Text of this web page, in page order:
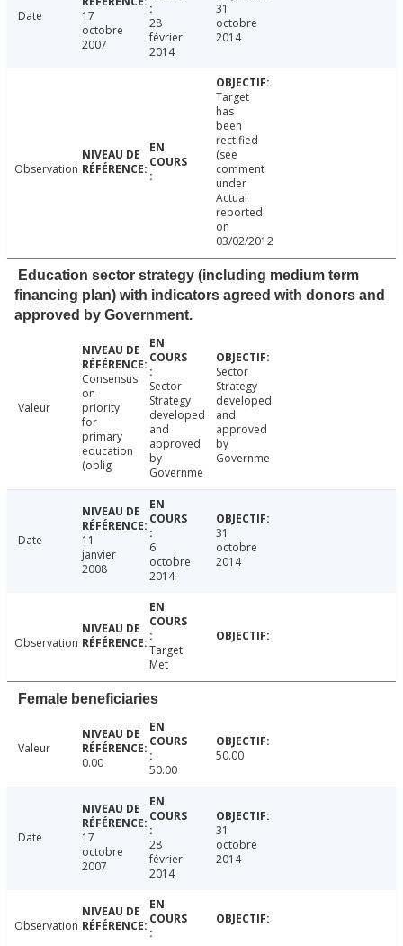
Date
17
octobre
2007
28
février
2014
31
octobre
2014
Observation
Target
has
been
rectified
(see
comment
under
Actual
reported
on
03/02/2012
Education sector strategy (including medium term
financing plan) with indicators agreed with donors and
approved by Government.
Valeur
Consensus
on
priority
for
primary
education
(oblig
Sector
Strategy
developed
and
approved
by
Governme
Sector
Strategy
developed
and
approved
by
Governme
Date
11
janvier
2008
6
octobre
2014
31
octobre
2014
Observation
Target
Met
Female beneficiaries
Valeur
0.00
50.00
50.00
Date
17
octobre
2007
28
février
2014
31
octobre
2014
Observation